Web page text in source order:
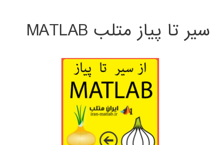
سیر تا پیاز متلب MATLAB